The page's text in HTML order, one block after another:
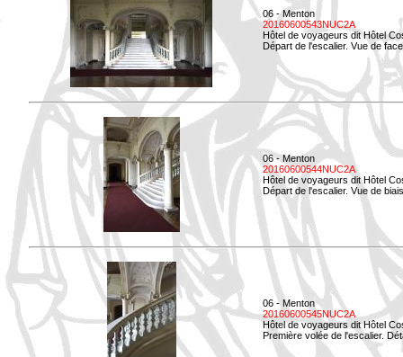
06 - Menton
20160600543NUC2A
Hôtel de voyageurs dit Hôtel
Départ de l'escalier. Vue de
06 - Menton
20160600544NUC2A
Hôtel de voyageurs dit Hôtel
Départ de l'escalier. Vue de
06 - Menton
20160600545NUC2A
Hôtel de voyageurs dit Hôtel
Première volée de l'escalier.